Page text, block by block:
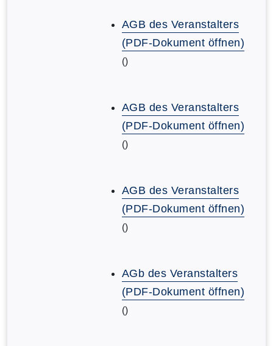
AGB des Veranstalters
(PDF-Dokument öffnen)
()
AGB des Veranstalters
(PDF-Dokument öffnen)
()
AGB des Veranstalters
(PDF-Dokument öffnen)
()
AGb des Veranstalters
(PDF-Dokument öffnen)
()